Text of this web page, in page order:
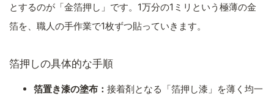
とするのが「金箔押し」です。1万分の1ミリという極薄の金
箔を、職人の手作業で1枚ずつ貼っていきます。
箔押しの具体的な手順
箔置き漆の塗布： 接着剤となる「箔押し漆」を薄く均一